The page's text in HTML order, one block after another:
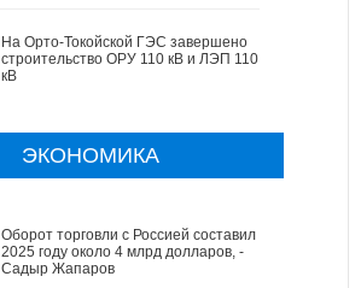
На Орто-Токойской ГЭС завершено
строительство ОРУ 110 кВ и ЛЭП 110
кВ
ЭКОНОМИКА
Оборот торговли с Россией составил в
2025 году около 4 млрд долларов, -
Садыр Жапаров